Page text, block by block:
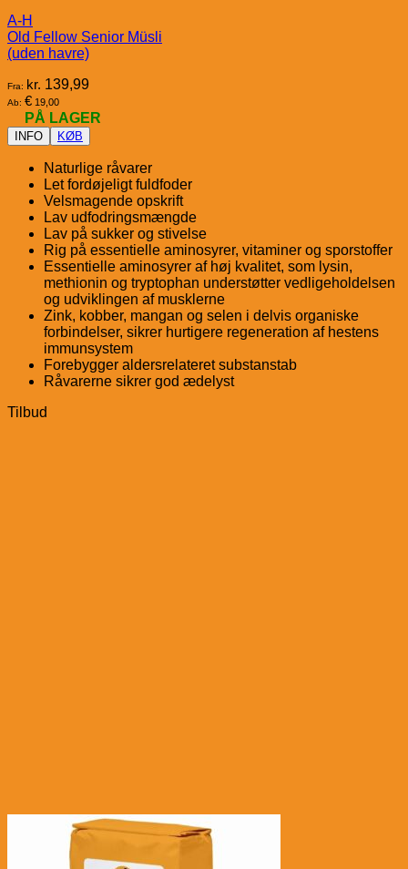
A-H
Old Fellow Senior Müsli
(uden havre)
Fra: kr. 139,99
Ab: € 19,00
PÅ LAGER
INFO KØB
Naturlige råvarer
Let fordøjeligt fuldfoder
Velsmagende opskrift
Lav udfodringsmængde
Lav på sukker og stivelse
Rig på essentielle aminosyrer, vitaminer og sporstoffer
Essentielle aminosyrer af høj kvalitet, som lysin,
methionin og tryptophan understøtter vedligeholdelsen
og udviklingen af musklerne
Zink, kobber, mangan og selen i delvis organiske
forbindelser, sikrer hurtigere regeneration af hestens
immunsystem
Forebygger aldersrelateret substanstab
Råvarerne sikrer god ædelyst
Tilbud